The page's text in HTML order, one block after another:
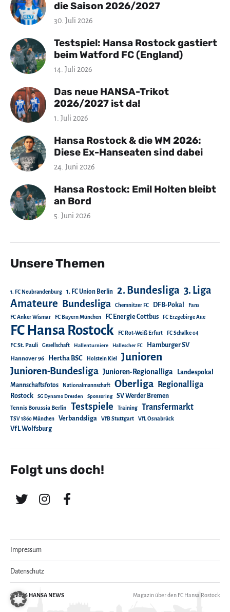
die Saison 2026/2027
30. Juli 2026
Testspiel: Hansa Rostock gastiert
beim Watford FC (England)
14. Juli 2026
Das neue HANSA-Trikot
2026/2027 ist da!
1. Juli 2026
Hansa Rostock & die WM 2026:
Diese Ex-Hanseaten sind dabei
24. Juni 2026
Hansa Rostock: Emil Holten bleibt
an Bord
5. Juni 2026
Unsere Themen
1. FC Neubrandenburg 1. FC Union Berlin 2. Bundesliga 3. Liga
Amateure Bundesliga Chemnitzer FC DFB-Pokal Fans
FC Anker Wismar FC Bayern München FC Energie Cottbus FC Erzgebirge Aue
FC Hansa Rostock FC Rot-Weiß Erfurt FC Schalke 04
FC St. Pauli Gesellschaft Hallenturniere Hallescher FC Hamburger SV
Hannover 96 Hertha BSC Holstein Kiel Junioren
Junioren-Bundesliga Junioren-Regionalliga
Landespokal
Mannschaftsfotos
Nationalmannschaft Oberliga Regionalliga
Rostock SG Dynamo Dresden Sponsoring SV Werder Bremen
Tennis Borussia Berlin Testspiele Training Transfermarkt
TSV 1860 München Verbandsliga VfB Stuttgart VfL Osnabrück
VfL Wolfsburg
Folgt uns doch!
Impressum
Datenschutz
© 2026 HANSA NEWS Magazin über den FC Hansa Rostock